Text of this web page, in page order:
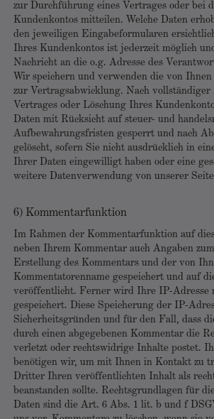
zur Durchführung eines Vertrages oder bei
Kundenkontos mitteilen. Welche Daten
den jeweiligen Eingabeformularen
Ihres Kundenkontos ist jederzeit möglich
Nachricht an die o.g. Adresse des
Wir speichern und verwenden die von
zur Vertragsabwicklung. Nach vollständiger
Vertrages oder Löschung Ihres
Daten mit Rücksicht auf steuer- und
Aufbewahrungsfristen gesperrt und nach
gelöscht, sofern Sie nicht ausdrücklich in
Ihrer Daten eingewilligt haben oder eine
weitere Datenverwendung von unserer
6) Kommentarfunktion
Im Rahmen der Kommentarfunktion auf
neben Ihrem Kommentar auch Angaben
Erstellung des Kommentars und der von
Kommentatorenname gespeichert und auf
veröffentlicht. Ferner wird Ihre IP-Adresse
gespeichert. Diese Speicherung der IP-
Sicherheitsgründen und für den Fall, dass
durch einen abgegebenen Kommentar die
verletzt oder rechtswidrige Inhalte postet.
benötigen wir, um mit Ihnen in Kontakt zu
Dritter Ihren veröffentlichten Inhalt als
beanstanden sollte. Rechtsgrundlagen für
Daten sind die Art. 6 Abs. 1 lit. b und f